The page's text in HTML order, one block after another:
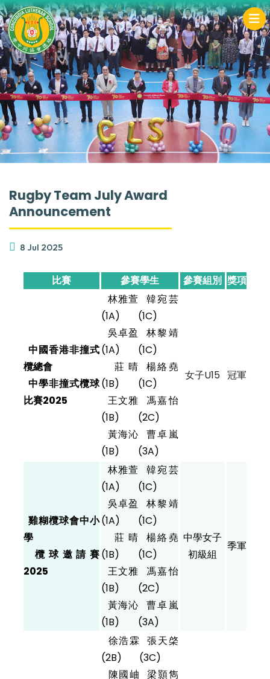
Rugby Team July Award
Announcement
8 Jul 2025
比賽 參賽學生 參賽組別 獎項
中國香港非撞式
欖總會
中學非撞式欖球
比賽2025
林雅萱
(1A)
吳卓盈
(1A)
莊晴
(1B)
王文雅
(1B)
黃海沁
(1B)
韓宛芸
(1C)
林黎靖
(1C)
楊絡堯
(1C)
馮嘉怡
(2C)
曹卓嵐
(3A)
女子U15 冠軍
雞糊欖球會中小
學
欖球邀請賽
2025
林雅萱
(1A)
吳卓盈
(1A)
莊晴
(1B)
王文雅
(1B)
黃海沁
(1B)
韓宛芸
(1C)
林黎靖
(1C)
楊絡堯
(1C)
馮嘉怡
(2C)
曹卓嵐
(3A)
中學女子
初級組
季軍
徐浩霖
(2B)
陳國岫
張天棨
(3C)
梁顥雋